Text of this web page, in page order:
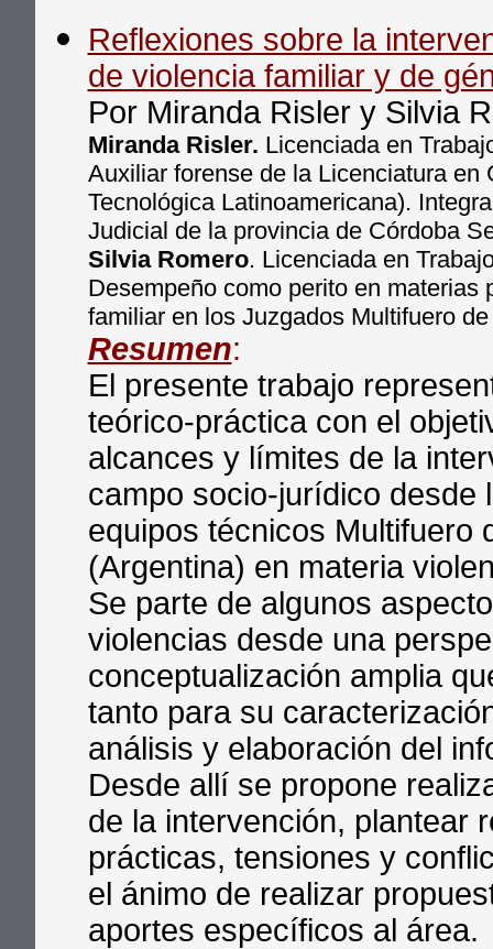
Reflexiones sobre la
de violencia familiar y de
Por Miranda Risler y Silvia
Miranda Risler. Licenciada en
Auxiliar forense de la Licenciatura
Tecnológica Latinoamericana).
Judicial de la provincia de Córdoba
Silvia Romero. Licenciada en
Desempeño como perito en
familiar en los Juzgados Multifuero
Resumen:
El presente trabajo
teórico-práctica con el
alcances y límites de la
campo socio-jurídico desde
equipos técnicos Multifuero
(Argentina) en materia
Se parte de algunos
violencias desde una
conceptualización amplia
tanto para su
análisis y elaboración del
Desde allí se propone
de la intervención, plantear
prácticas, tensiones y
el ánimo de realizar
aportes específicos al área.